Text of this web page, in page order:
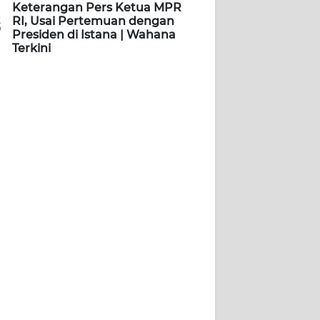
Keterangan Pers Ketua MPR
RI, Usai Pertemuan dengan
Presiden di Istana | Wahana
Terkini